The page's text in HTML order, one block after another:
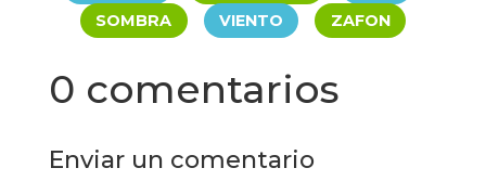
SOMBRA | VIENTO | ZAFON
0 comentarios
Enviar un comentario